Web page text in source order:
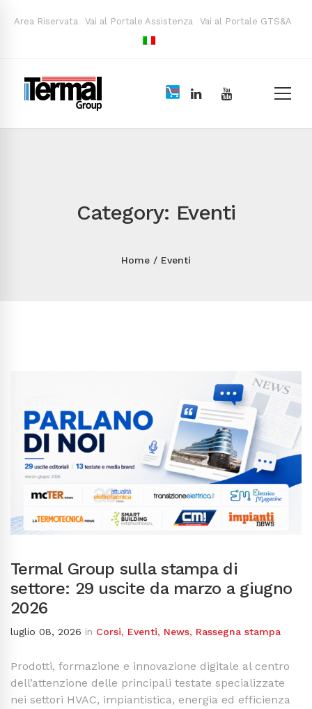
Area Riservata Vai al Portale Assistenza Vai al Portale GTS&A
Category: Eventi
Home Eventi
Termal Group sulla stampa di
settore: 29 uscite da marzo a giugno
2026
luglio 08, 2026 in Corsi, Eventi, News, Rassegna stampa
Prodotti, formazione e innovazione digitale al centro
dell’attenzione delle principali testate specializzate
nei settori HVAC, impiantistica, energia ed efficienza